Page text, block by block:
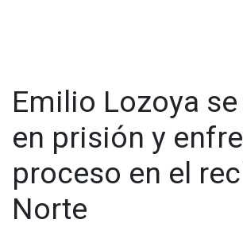
Emilio Lozoya
en prisión y
proceso en el
Norte